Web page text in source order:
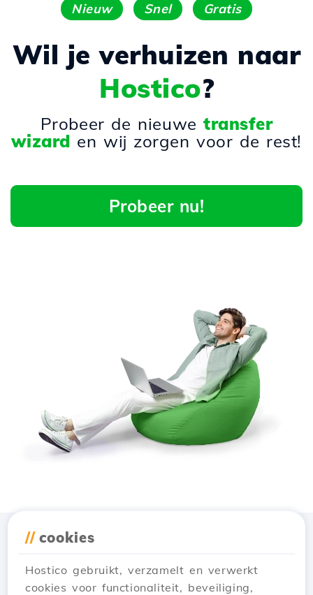
Nieuw Snel Gratis
Wil je verhuizen naar
Hostico?
Probeer de nieuwetransfer
wizard en wij zorgen voor de rest!
Probeer nu!
// cookies
Hostico gebruikt, verzamelt en verwerkt
cookies voor functionaliteit, beveiliging,
Download de app